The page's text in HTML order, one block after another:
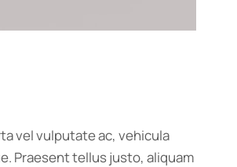
vel vulputate ac, vehicula
Praesent tellus justo, aliquam